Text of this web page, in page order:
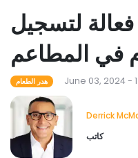
لتسجيل
في المطاعم
هدر الطعام June 03, 2024 -
Derrick
كاتب